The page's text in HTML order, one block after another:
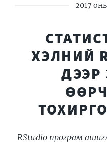
2017
ХЭЛНИЙ
ДЭЭР
RStudio програм